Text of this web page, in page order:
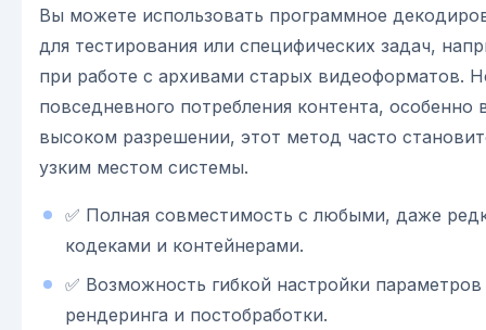
Вы можете использовать программное
для тестирования или специфических задач,
при работе с архивами старых видеоформатов.
повседневного потребления контента, особенно
высоком разрешении, этот метод часто
узким местом системы.
✅ Полная совместимость с любыми, даже
кодеками и контейнерами.
✅ Возможность гибкой настройки параметров
рендеринга и постобработки.